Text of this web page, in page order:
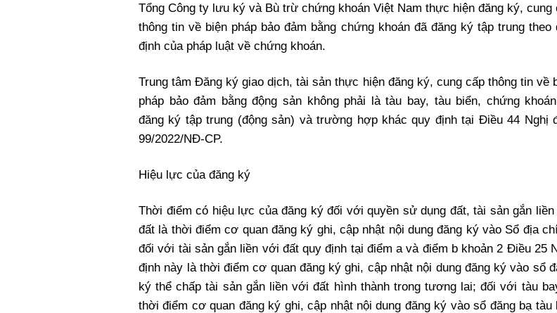
Tổng Công ty lưu ký và Bù trừ chứng khoán Việt Nam thực hiện đăng ký, cung
thông tin về biện pháp bảo đảm bằng chứng khoán đã đăng ký tập trung theo
định của pháp luật về chứng khoán.
Trung tâm Đăng ký giao dịch, tài sản thực hiện đăng ký, cung cấp thông tin về
pháp bảo đảm bằng động sản không phải là tàu bay, tàu biển, chứng
đăng ký tập trung (động sản) và trường hợp khác quy định tại Điều 44 Nghị
99/2022/NĐ-CP.
Hiệu lực của đăng ký
Thời điểm có hiệu lực của đăng ký đối với quyền sử dụng đất, tài sản gắn
đất là thời điểm cơ quan đăng ký ghi, cập nhật nội dung đăng ký vào Sổ địa
đối với tài sản gắn liền với đất quy định tại điểm a và điểm b khoản 2 Điều 25
định này là thời điểm cơ quan đăng ký ghi, cập nhật nội dung đăng ký vào sổ
ký thể chấp tài sản gắn liền với đất hình thành trong tương lai; đối với tàu
thời điểm cơ quan đăng ký ghi, cập nhật nội dung đăng ký vào sổ đăng bạ tàu